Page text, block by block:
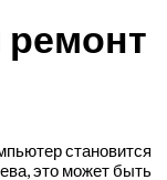
ремонт
становится
это может быть